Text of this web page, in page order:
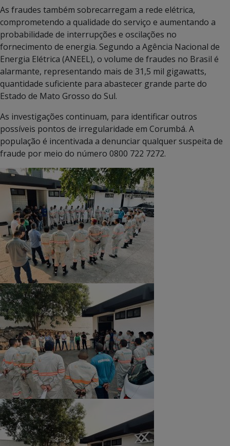
As fraudes também sobrecarregam a rede elétrica,
comprometendo a qualidade do serviço e aumentando a
probabilidade de interrupções e oscilações no
fornecimento de energia. Segundo a Agência Nacional de
Energia Elétrica (ANEEL), o volume de fraudes no Brasil é
alarmante, representando mais de 31,5 mil gigawatts,
quantidade suficiente para abastecer grande parte do
Estado de Mato Grosso do Sul.
As investigações continuam, para identificar outros
possíveis pontos de irregularidade em Corumbá. A
população é incentivada a denunciar qualquer suspeita de
fraude por meio do número 0800 722 7272.